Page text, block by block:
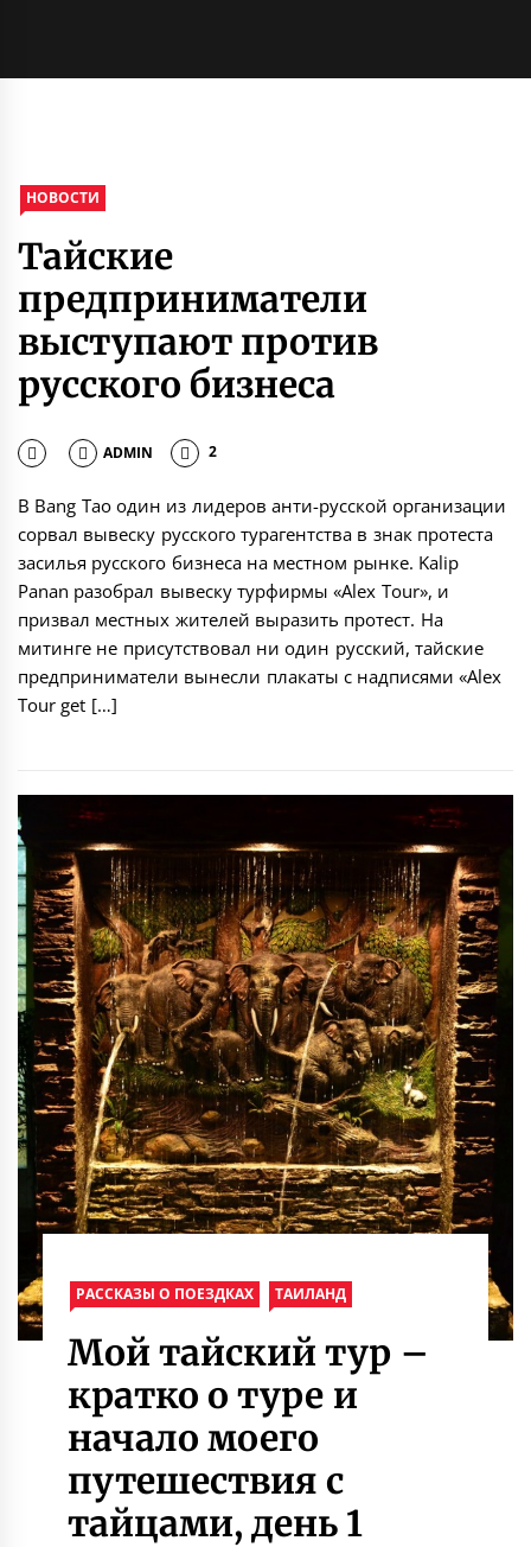
НОВОСТИ
Тайские
предприниматели
выступают против
русского бизнеса
ADMIN 2
В Bang Tao один из лидеров анти-русской организации
сорвал вывеску русского турагентства в знак протеста
засилья русского бизнеса на местном рынке. Kalip
Panan разобрал вывеску турфирмы «Аlex Tour», и
призвал местных жителей выразить протест. На
митинге не присутствовал ни один русский, тайские
предприниматели вынесли плакаты с надписями «Alex
Tour get […]
РАССКАЗЫ О ПОЕЗДКАХ ТАИЛАНД
Мой тайский тур –
кратко о туре и
начало моего
путешествия с
тайцами, день 1